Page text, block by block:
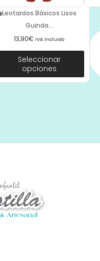
Leotardos Básicos Lisos
Guinda...
13,90€ IVA Incluido
Seleccionar
opciones